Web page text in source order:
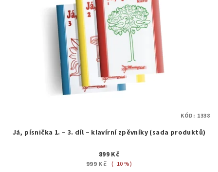
Já, písnička 1. – 3. díl – klavírní zpěvníky (sada produktů)
899 Kč
999 Kč (–10 %)
KÓD: 1338